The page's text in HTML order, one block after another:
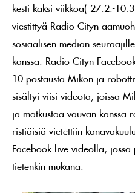
kesti kaksi viikkoa( 27.2.-
viestittyä Radio Cityn
sosiaalisen median
kanssa. Radio Cityn
10 postausta Mikon ja
sisältyi viisi videota, joissa
ja matkustaa vauvan kanssa
ristiäisiä vietettiin
Facebook-live videolla,
tietenkin mukana.